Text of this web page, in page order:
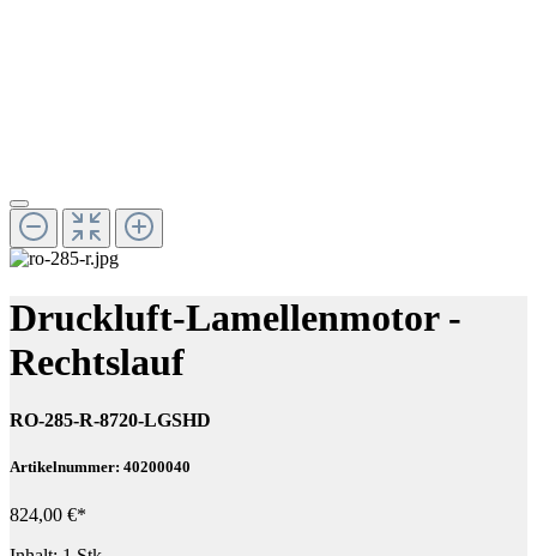
Druckluft-Lamellenmotor -
Rechtslauf
RO-285-R-8720-LGSHD
Artikelnummer: 40200040
824,00 €*